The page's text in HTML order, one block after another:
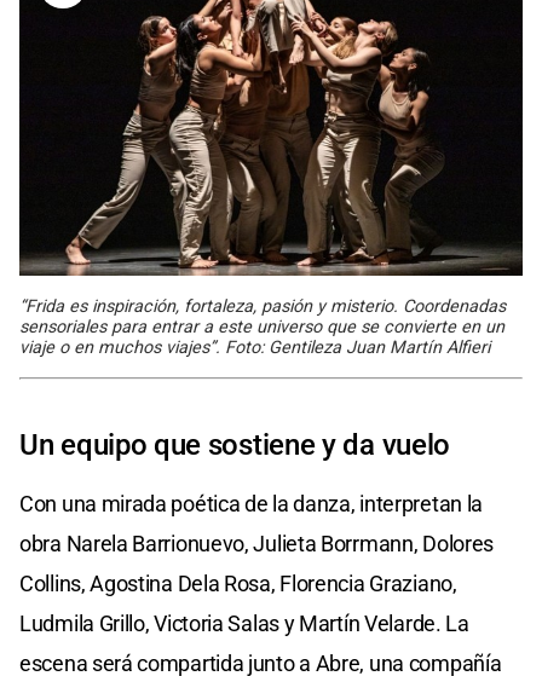
“Frida es inspiración, fortaleza, pasión y misterio. Coordenadas
sensoriales para entrar a este universo que se convierte en un
viaje o en muchos viajes”. Foto: Gentileza Juan Martín Alfieri
Un equipo que sostiene y da vuelo
Con una mirada poética de la danza, interpretan la
obra Narela Barrionuevo, Julieta Borrmann, Dolores
Collins, Agostina Dela Rosa, Florencia Graziano,
Ludmila Grillo, Victoria Salas y Martín Velarde. La
escena será compartida junto a Abre, una compañía